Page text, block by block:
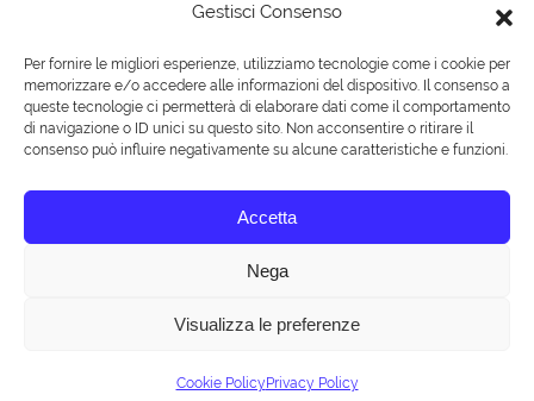
Gestisci Consenso
Per fornire le migliori esperienze, utilizziamo tecnologie come i cookie per
memorizzare e/o accedere alle informazioni del dispositivo. Il consenso a
queste tecnologie ci permetterà di elaborare dati come il comportamento
di navigazione o ID unici su questo sito. Non acconsentire o ritirare il
consenso può influire negativamente su alcune caratteristiche e funzioni.
Accetta
Nega
Visualizza le preferenze
Cookie Policy Privacy Policy
Datore di lavoro RSPP: formazione e aggiornamento
datore lavoratori rischio basso medio alto
10 Agosto 2026
Corso DATORE di Lavoro: Sicurezza sul Lavoro e
© Tuttohaccp.com - 2019. Tutti i diritti riservati - P.IVA 10515651007 -
Salve!
Come possiamo aiutarti?
Rispondiamo nei seguenti orari:
Lunedì-Venerdì 09:00-18:00
Sabato 09:00-13:00